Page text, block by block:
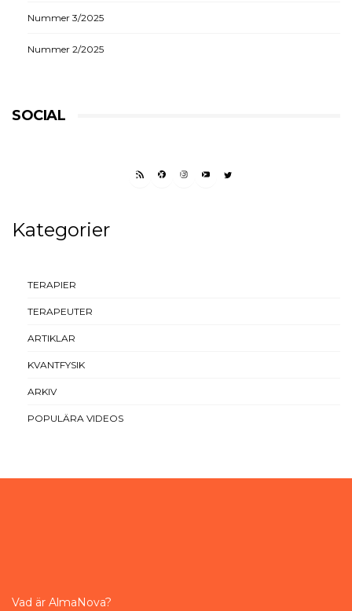
Nummer 3/2025
Nummer 2/2025
SOCIAL
RSS FEEDFACEBOOK
INSTAGRAM
YOUTUBETWITTER
Kategorier
TERAPIER
TERAPEUTER
ARTIKLAR
KVANTFYSIK
ARKIV
POPULÄRA VIDEOS
Vad är AlmaNova?